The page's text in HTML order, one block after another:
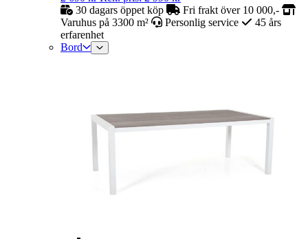
30 dagars öppet köp
Fri frakt över 10 000,-
Varuhus på 3300 m²
Personlig service
45 års
erfarenhet
Bord